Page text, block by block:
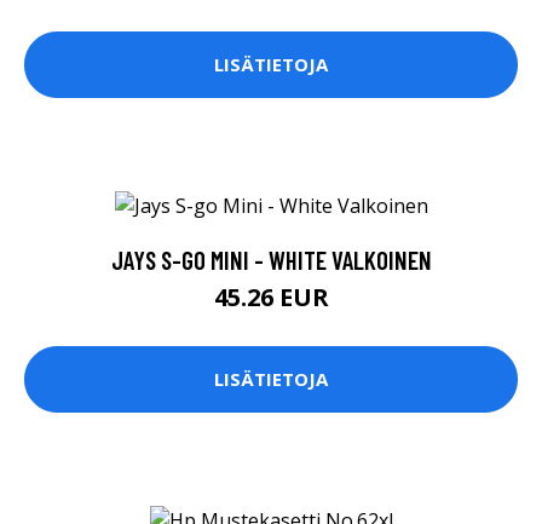
LISÄTIETOJA
JAYS S-GO MINI - WHITE VALKOINEN
45.26 EUR
LISÄTIETOJA